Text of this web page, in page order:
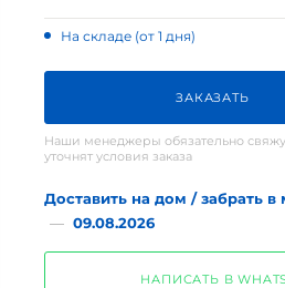
На складе (от 1 дня)
ЗАКАЗАТЬ
Наши менеджеры обязательно
уточнят условия заказа
Доставить на дом / забрать в
— 09.08.2026
НАПИСАТЬ В